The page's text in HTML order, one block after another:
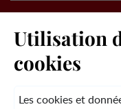
LA MARQUE
Utilisation
cookies
Les cookies et